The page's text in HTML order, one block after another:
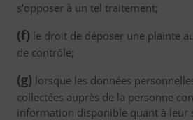
s'opposer à un tel traitement;
(f) le droit de déposer une plainte
de contrôle;
(g) lorsque les données
collectées auprès de la personne
information disponible quant à leur